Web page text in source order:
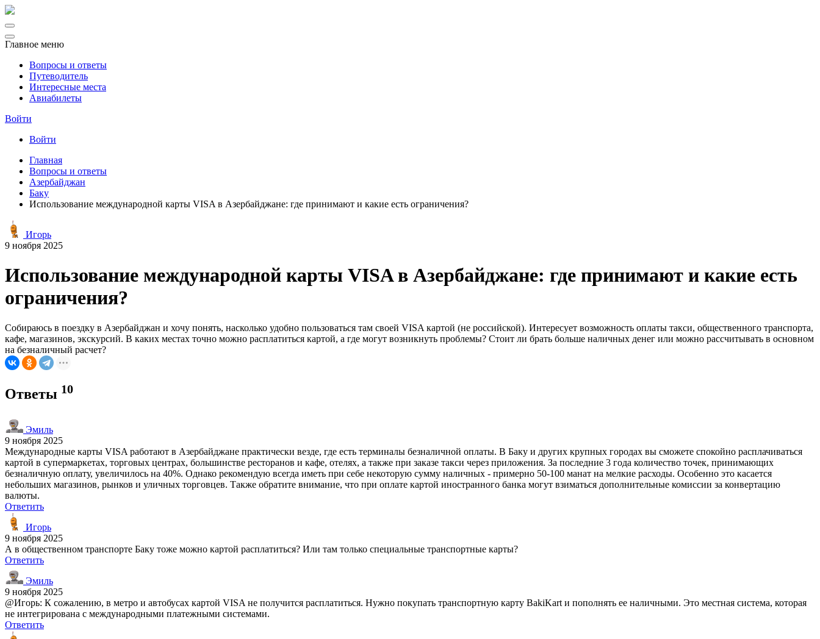
Главное меню
Вопросы и ответы
Путеводитель
Интересные места
Авиабилеты
Войти
Войти
Главная
Вопросы и ответы
Азербайджан
Баку
Использование международной карты VISA в Азербайджане: где принимают и какие есть ограничения?
Игорь
9 ноября 2025
Использование международной карты VISA в Азербайджане: где принимают и какие есть
ограничения?
Собираюсь в поездку в Азербайджан и хочу понять, насколько удобно пользоваться там своей VISA картой (не российской). Интересует возможность оплаты такси, общественного транспорта,
кафе, магазинов, экскурсий. В каких местах точно можно расплатиться картой, а где могут возникнуть проблемы? Стоит ли брать больше наличных денег или можно рассчитывать в основном
на безналичный расчет?
Ответы 10
Эмиль
9 ноября 2025
Международные карты VISA работают в Азербайджане практически везде, где есть терминалы безналичной оплаты. В Баку и других крупных городах вы сможете спокойно расплачиваться
картой в супермаркетах, торговых центрах, большинстве ресторанов и кафе, отелях, а также при заказе такси через приложения. За последние 3 года количество точек, принимающих
безналичную оплату, увеличилось на 40%. Однако рекомендую всегда иметь при себе некоторую сумму наличных - примерно 50-100 манат на мелкие расходы. Особенно это касается
небольших магазинов, рынков и уличных торговцев. Также обратите внимание, что при оплате картой иностранного банка могут взиматься дополнительные комиссии за конвертацию
валюты.
Ответить
Игорь
9 ноября 2025
А в общественном транспорте Баку тоже можно картой расплатиться? Или там только специальные транспортные карты?
Ответить
Эмиль
9 ноября 2025
@Игорь: К сожалению, в метро и автобусах картой VISA не получится расплатиться. Нужно покупать транспортную карту BakiKart и пополнять ее наличными. Это местная система, которая
не интегрирована с международными платежными системами.
Ответить